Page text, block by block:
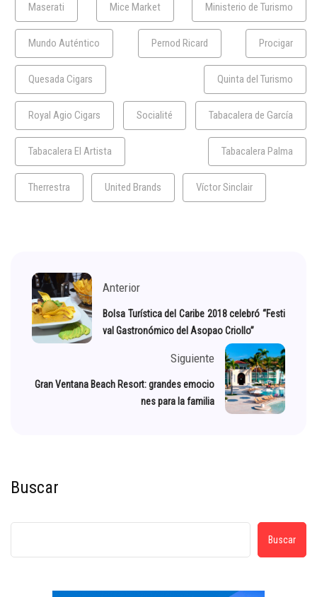
Maserati Mice Market Ministerio de Turismo
Mundo Auténtico Pernod Ricard Procigar
Quesada Cigars Quinta del Turismo
Royal Agio Cigars Socialité Tabacalera de García
Tabacalera El Artista Tabacalera Palma
Therrestra United Brands Víctor Sinclair
Anterior
Bolsa Turística del Caribe 2018 celebró “Festi
val Gastronómico del Asopao Criollo”
Siguiente
Gran Ventana Beach Resort: grandes emocio
nes para la familia
Buscar
Buscar